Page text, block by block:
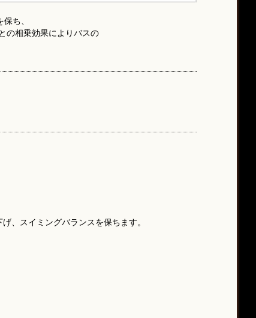
ち、
の相乗効果によりバスの
、スイミングバランスを保ちます。